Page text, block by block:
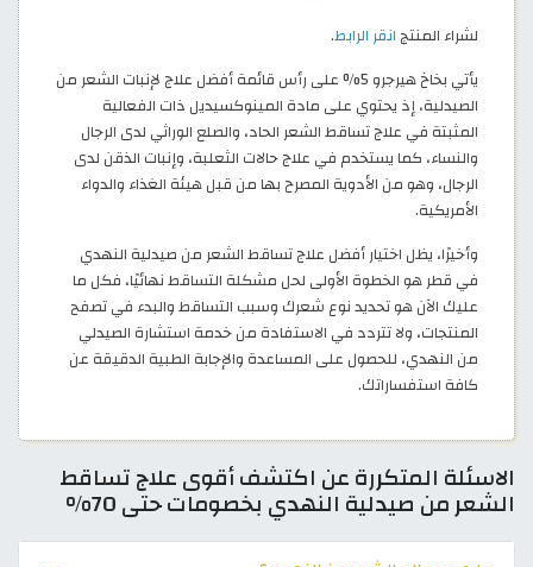
لشراء المنتج انقر الرابط.
يأتي بخاخ هيرجرو 5% على رأس قائمة أفضل علاج لإنبات الشعر من
الصيدلية، إذ يحتوي على مادة المينوكسيديل ذات الفعالية
المثبتة في علاج تساقط الشعر الحاد، والصلع الوراثي لدى الرجال
والنساء، كما يستخدم في علاج حالات الثعلبة، وإنبات الذقن لدى
الرجال، وهو من الأدوية المصرح بها من قبل هيئة الغذاء والدواء
الأمريكية.
وأخيرًا، يظل اختيار أفضل علاج تساقط الشعر من صيدلية النهدي
في قطر هو الخطوة الأولى لحل مشكلة التساقط نهائيًا، فكل ما
عليك الآن هو تحديد نوع شعرك وسبب التساقط والبدء في تصفح
المنتجات، ولا تتردد في الاستفادة من خدمة استشارة الصيدلي
من النهدي، للحصول على المساعدة والإجابة الطبية الدقيقة عن
كافة استفساراتك.
الاسئلة المتكررة عن اكتشف أقوى علاج تساقط
الشعر من صيدلية النهدي بخصومات حتى 70%